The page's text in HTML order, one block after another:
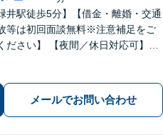
井駅徒歩5分】【借金・離婚・交通
等は初回面談無料※注意補足をご
ださい】 【夜間／休日対応可】丁
一に考えたパートナー弁護士に。
のご相談が有利な解決の鍵です。
メールでお問い合わせ